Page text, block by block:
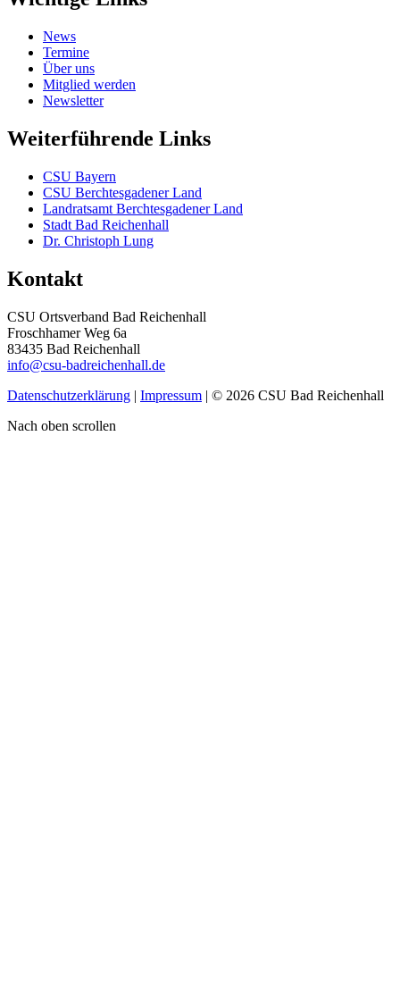
News
Termine
Über uns
Mitglied werden
Newsletter
Weiterführende Links
CSU Bayern
CSU Berchtesgadener Land
Landratsamt Berchtesgadener Land
Stadt Bad Reichenhall
Dr. Christoph Lung
Kontakt
CSU Ortsverband Bad Reichenhall
Froschhamer Weg 6a
83435 Bad Reichenhall
info@csu-badreichenhall.de
Datenschutzerklärung | Impressum | © 2026 CSU Bad Reichenhall
Nach oben scrollen